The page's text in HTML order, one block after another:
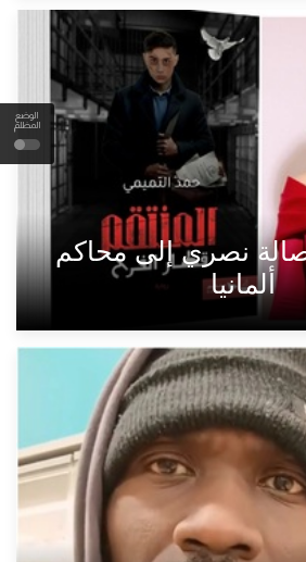
الوضع
المظلم
نصري إلى محاكم
ألمانيا